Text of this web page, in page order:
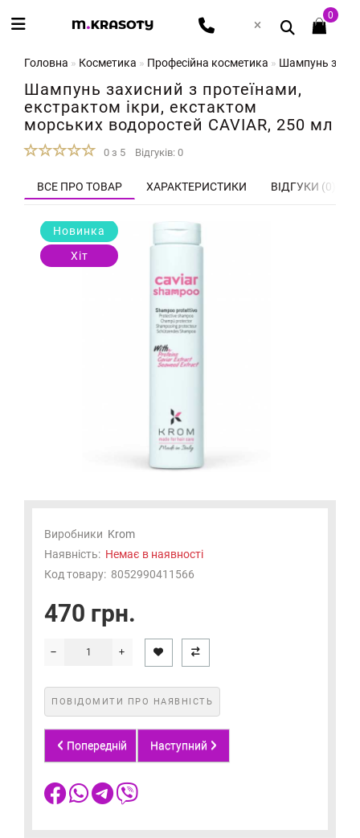
0
Головна Косметика Професійна косметика Шампунь
Шампунь захисний з протеїнами,
екстрактом ікри, екстактом
морських водоростей CAVIAR, 250 мл
0 з 5 Відгуків: 0
ВСЕ ПРО ТОВАР ХАРАКТЕРИСТИКИ ВІДГУКИ (0)
Новинка
Хіт
Виробники Krom
Наявність: Немає в наявності
Код товару: 8052990411566
470 грн.
ПОВІДОМИТИ ПРО НАЯВНІСТЬ
Попередній Наступний